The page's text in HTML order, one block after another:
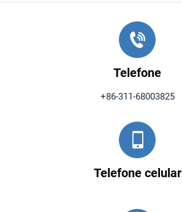
Telefone
+86-311-68003825
Telefone celular